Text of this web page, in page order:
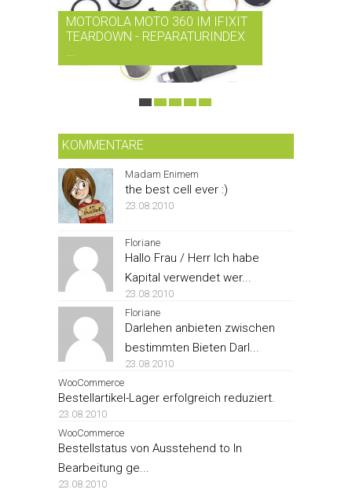
MOTOROLA MOTO 360 IM IFIXIT
TEARDOWN - REPARATURINDEX
...
KOMMENTARE
Madam Enimem
the best cell ever :)
23.08.2010
Floriane
Hallo Frau / Herr Ich habe
Kapital verwendet wer...
23.08.2010
Floriane
Darlehen anbieten zwischen
bestimmten Bieten Darl...
23.08.2010
WooCommerce
Bestellartikel-Lager erfolgreich reduziert.
23.08.2010
WooCommerce
Bestellstatus von Ausstehend to In
Bearbeitung ge...
23.08.2010